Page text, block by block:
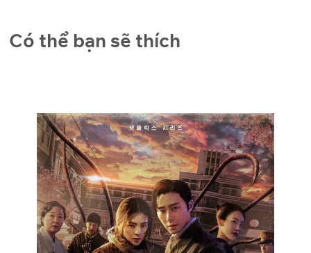
Có thể bạn sẽ thích